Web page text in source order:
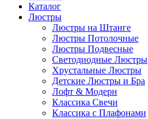
Каталог
Люстры
Люстры на Штанге
Люстры Потолочные
Люстры Подвесные
Светодиодные Люстры
Хрустальные Люстры
Детские Люстры и Бра
Лофт & Модерн
Классика Свечи
Классика с Плафонами